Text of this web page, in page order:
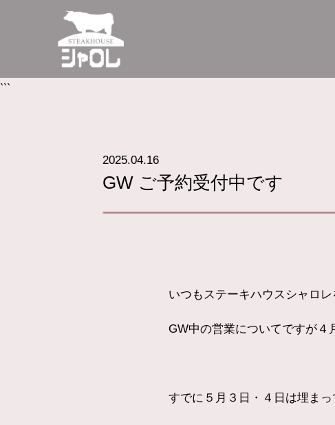
```
2025.04.16
GW ご予約受付中です
いつもステーキハウスシャロ
GW中の営業についてですが４
すでに５月３日・４日は埋ま